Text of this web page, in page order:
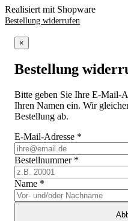
Realisiert mit Shopware
Bestellung widerrufen
×
Bestellung
Bitte geben Sie Ihre E-Mail-
Ihren Namen ein. Wir
Bestellung ab.
E-Mail-Adresse *
Bestellnummer *
Name *